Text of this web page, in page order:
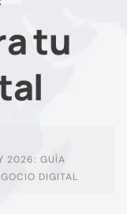
tu
2026: GUÍA
DIGITAL